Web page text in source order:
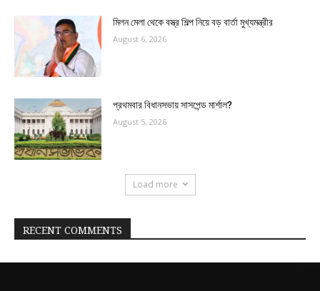
মিলন মেলা থেকে বস্ত্র শিল্প নিয়ে বড় বার্তা মুখ্যমন্ত্রীর
August 6, 2026
প্রথমবার বিধানসভায় সাসপেন্ড মার্শাল?
August 5, 2026
Load more
RECENT COMMENTS